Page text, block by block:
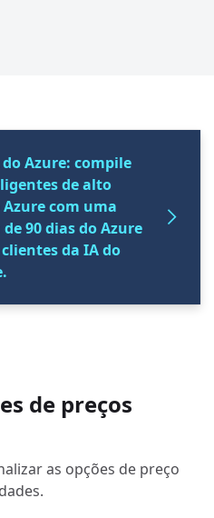
Azure: compile
de alto
com uma
90 dias do Azure
da IA do
de preços
as opções de preço